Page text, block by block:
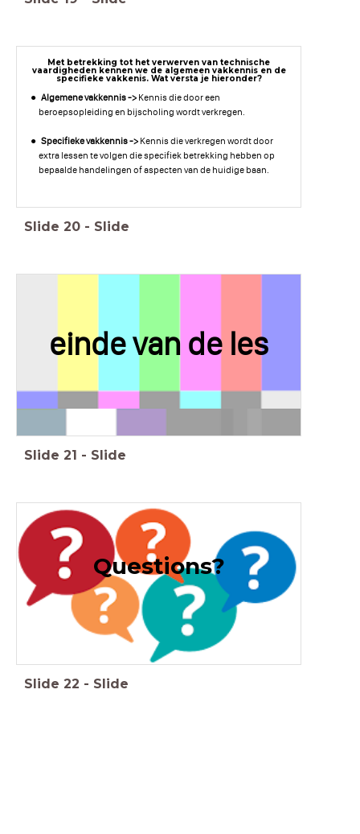
Met betrekking tot het verwerven van technische
vaardigheden kennen we de algemeen vakkennis en de
specifieke vakkenis. Wat versta je hieronder?
Algemene vakkennis -> Kennis die door een
beroepsopleiding en bijscholing wordt verkregen.
Specifieke vakkennis -> Kennis die verkregen wordt door
extra lessen te volgen die specifiek betrekking hebben op
bepaalde handelingen of aspecten van de huidige baan.
Slide 20 - Slide
einde van de les
Slide 21 - Slide
Questions?
Slide 22 - Slide